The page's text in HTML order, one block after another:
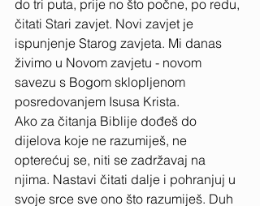
do tri puta, prije no što počne, po redu,
čitati Stari zavjet. Novi zavjet je
ispunjenje Starog zavjeta. Mi danas
živimo u Novom zavjetu - novom
savezu s Bogom sklopljenom
posredovanjem Isusa Krista.
Ako za čitanja Biblije dođeš do
dijelova koje ne razumiješ, ne
opterećuj se, niti se zadržavaj na
njima. Nastavi čitati dalje i pohranjuj u
svoje srce sve ono što razumiješ. Duh